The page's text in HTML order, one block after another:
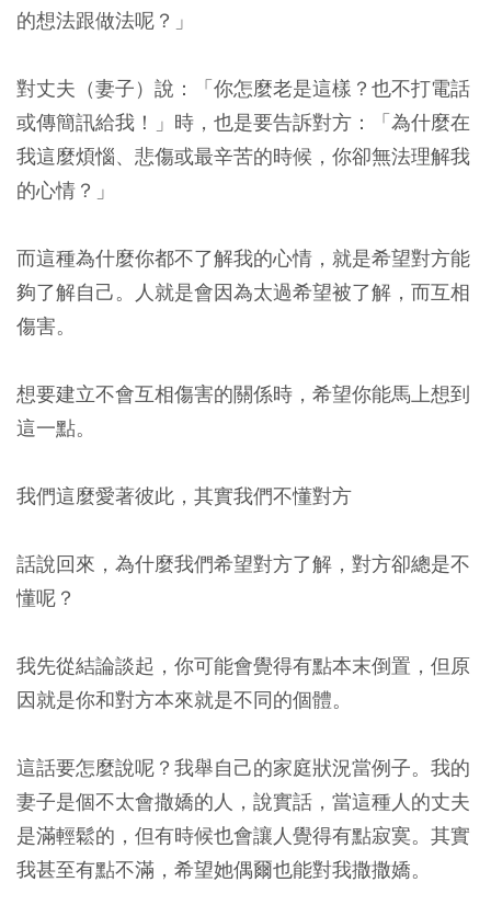
的想法跟做法呢？」
對丈夫（妻子）說：「你怎麼老是這樣？也不打電話
或傳簡訊給我！」時，也是要告訴對方：「為什麼在
我這麼煩惱、悲傷或最辛苦的時候，你卻無法理解我
的心情？」
而這種為什麼你都不了解我的心情，就是希望對方能
夠了解自己。人就是會因為太過希望被了解，而互相
傷害。
想要建立不會互相傷害的關係時，希望你能馬上想到
這一點。
我們這麼愛著彼此，其實我們不懂對方
話說回來，為什麼我們希望對方了解，對方卻總是不
懂呢？
我先從結論談起，你可能會覺得有點本末倒置，但原
因就是你和對方本來就是不同的個體。
這話要怎麼說呢？我舉自己的家庭狀況當例子。我的
妻子是個不太會撒嬌的人，說實話，當這種人的丈夫
是滿輕鬆的，但有時候也會讓人覺得有點寂寞。其實
我甚至有點不滿，希望她偶爾也能對我撒撒嬌。